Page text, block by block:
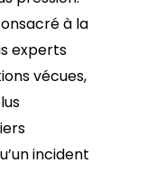
à la
experts
vécues,
incident